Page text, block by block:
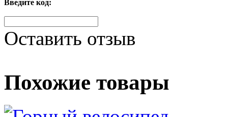
Введите код:
Оставить отзыв
Похожие товары